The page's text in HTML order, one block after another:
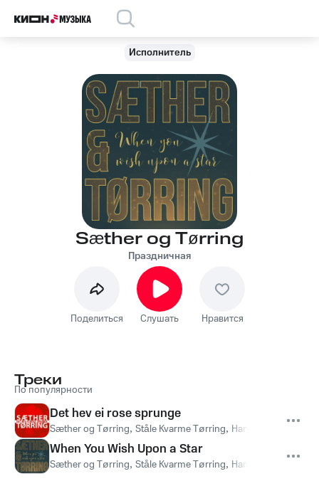
Исполнитель
Sæther og Tørring
Праздничная
Поделиться Слушать Нравится
Треки
По популярности
Det hev ei rose sprunge
Sæther og Tørring, Ståle Kvarme Tørring, Hans Petter Vik
When You Wish Upon a Star
Sæther og Tørring, Ståle Kvarme Tørring, Hans Petter Vik